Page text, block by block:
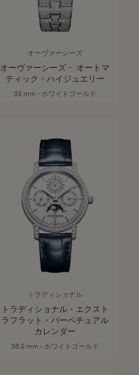
オーヴァーシーズ
オーヴァーシーズ・ オートマ
ティック・ハイジュエリー
35 mm - ホワイトゴールド
トラディショナル
トラディショナル・エクスト
ラフラット・パーペチュアル
カレンダー
36.5 mm - ホワイトゴールド